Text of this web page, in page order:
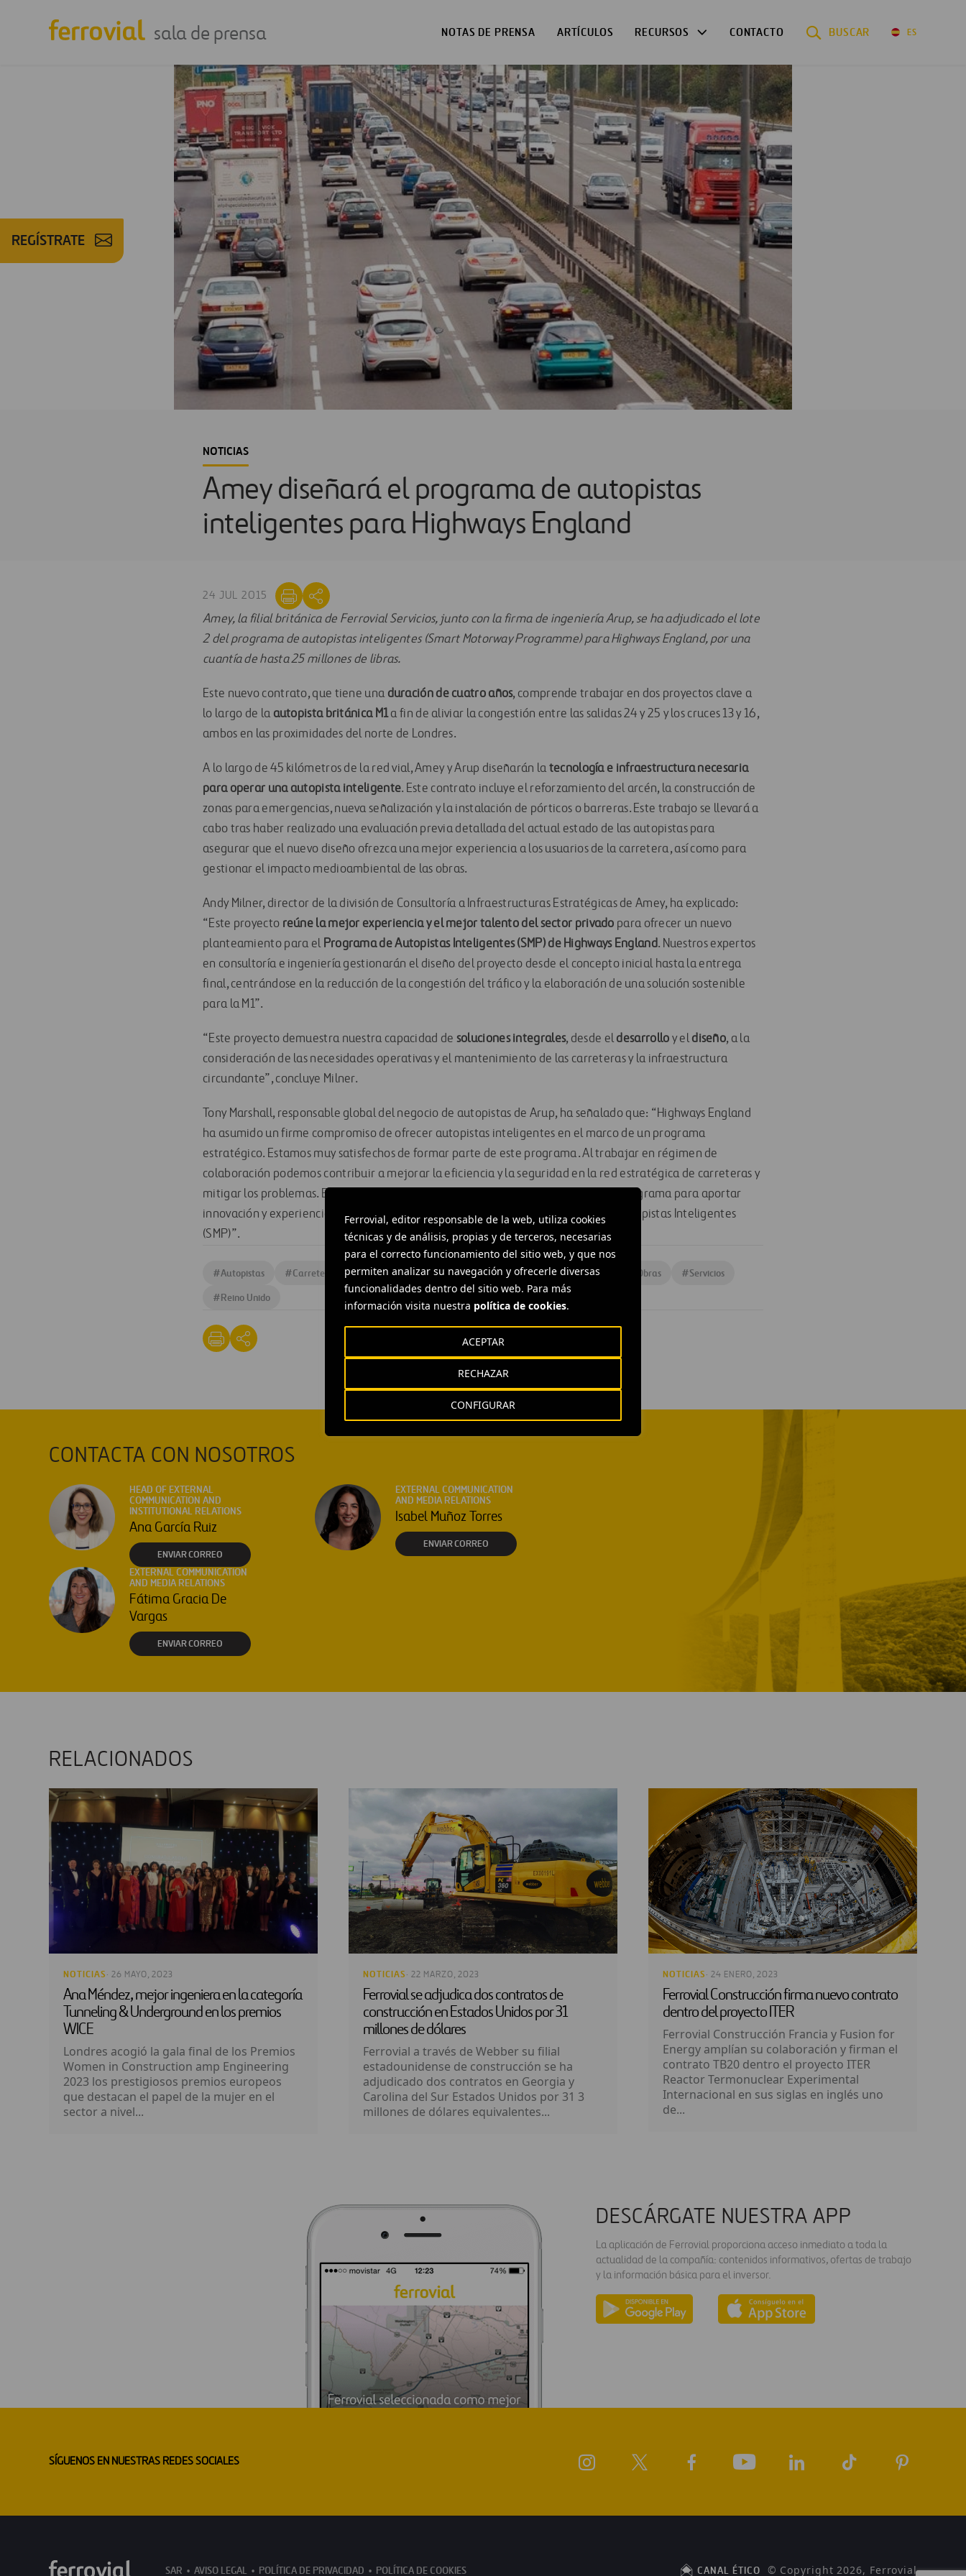
Ferrovial, editor responsable de la web, utiliza cookies
técnicas y de análisis, propias y de terceros, necesarias
para el correcto funcionamiento del sitio web, y que nos
permiten analizar su navegación y ofrecerle diversas
funcionalidades dentro del sitio web. Para más
información visita nuestra política de cookies.
CONFIGURAR
RECHAZAR
ACEPTAR
sala de prensa NOTAS DE PRENSA ARTÍCULOS RECURSOS CONTACTO BUSCAR ES
REGÍSTRATE
NOTICIAS
Amey diseñará el programa de autopistas
inteligentes para Highways England
24 JUL 2015
Amey, la filial británica de Ferrovial Servicios, junto con la firma de ingeniería Arup, se ha adjudicado el lote
2 del programa de autopistas inteligentes (Smart Motorway Programme) para Highways England, por una
cuantía de hasta 25 millones de libras.
Este nuevo contrato, que tiene una duración de cuatro años, comprende trabajar en dos proyectos clave a
lo largo de la autopista británica M1a fin de aliviar la congestión entre las salidas 24 y 25 y los cruces 13 y 16,
ambos en las proximidades del norte de Londres.
A lo largo de 45 kilómetros de la red vial, Amey y Arup diseñarán la tecnología e infraestructura necesaria
para operar una autopista inteligente. Este contrato incluye el reforzamiento del arcén, la construcción de
zonas para emergencias, nueva señalización y la instalación de pórticos o barreras. Este trabajo se llevará a
cabo tras haber realizado una evaluación previa detallada del actual estado de las autopistas para
asegurar que el nuevo diseño ofrezca una mejor experiencia a los usuarios de la carretera, así como para
gestionar el impacto medioambiental de las obras.
Andy Milner, director de la división de Consultoría a Infraestructuras Estratégicas de Amey, ha explicado:
“Este proyecto reúne la mejor experiencia y el mejor talento del sector privado para ofrecer un nuevo
planteamiento para el Programa de Autopistas Inteligentes (SMP) de Highways England. Nuestros expertos
en consultoría e ingeniería gestionarán el diseño del proyecto desde el concepto inicial hasta la entrega
final, centrándose en la reducción de la congestión del tráfico y la elaboración de una solución sostenible
para la M1”.
“Este proyecto demuestra nuestra capacidad de soluciones integrales, desde eldesarrollo y eldiseño, a la
consideración de las necesidades operativas y el mantenimiento de las carreteras y la infraestructura
circundante”, concluye Milner.
Tony Marshall, responsable global del negocio de autopistas de Arup, ha señalado que: “Highways England
ha asumido un firme compromiso de ofrecer autopistas inteligentes en el marco de un programa
estratégico. Estamos muy satisfechos de formar parte de este programa. Al trabajar en régimen de
colaboración podemos contribuir a mejorar la eficiencia y la seguridad en la red estratégica de carreteras y
mitigar los problemas. Estamos deseando trabajar con Amey y con el equipo del programa para aportar
innovación y experiencia internacional en diseño y operaciones al Programa de Autopistas Inteligentes
(SMP)”.
#Autopistas #Carreteras #Contratos #Diseño e ingeniería #Infraestructuras Obras #Servicios
#Reino Unido
CONTACTA CON NOSOTROS
HEAD OF EXTERNAL
COMMUNICATION AND
INSTITUTIONAL RELATIONS
Ana García Ruiz
ENVIAR CORREO
EXTERNAL COMMUNICATION
AND MEDIA RELATIONS
Isabel Muñoz Torres
ENVIAR CORREO
EXTERNAL COMMUNICATION
AND MEDIA RELATIONS
Fátima Gracia De
Vargas
ENVIAR CORREO
RELACIONADOS
NOTICIAS · 26 MAYO, 2023
Ana Méndez, mejor ingeniera en la categoría
Tunneling & Underground en los premios
WICE
Londres acogió la gala final de los Premios
Women in Construction amp Engineering
2023 los prestigiosos premios europeos
que destacan el papel de la mujer en el
sector a nivel...
NOTICIAS · 22 MARZO, 2023
Ferrovial se adjudica dos contratos de
construcción en Estados Unidos por 31
millones de dólares
Ferrovial a través de Webber su filial
estadounidense de construcción se ha
adjudicado dos contratos en Georgia y
Carolina del Sur Estados Unidos por 31 3
millones de dólares equivalentes...
NOTICIAS · 24 ENERO, 2023
Ferrovial Construcción firma nuevo contrato
dentro del proyecto ITER
Ferrovial Construcción Francia y Fusion for
Energy amplían su colaboración y firman el
contrato TB20 dentro el proyecto ITER
Reactor Termonuclear Experimental
Internacional en sus siglas en inglés uno
de...
DESCÁRGATE NUESTRA APP
La aplicación de Ferrovial proporciona acceso inmediato a toda la
actualidad de la compañía: contenidos informativos, ofertas de trabajo
y la información básica para el inversor.
SÍGUENOS EN NUESTRAS REDES SOCIALES
SAR AVISO LEGAL POLÍTICA DE PRIVACIDAD POLÍTICA DE COOKIES CANAL ÉTICO © Copyright 2026, Ferrovial